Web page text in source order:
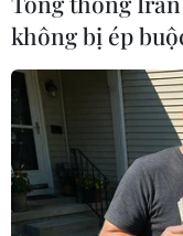
Tổng Biên tập:
Phó Tổng Biên tập:
THỦY
Sở hữu trí tuệ
RSS
Ngôn ngữ
không bị ép